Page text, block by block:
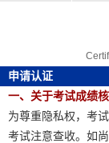
申请认证
一、关于考试成绩
为尊重隐私权，考
考试注意查收。如